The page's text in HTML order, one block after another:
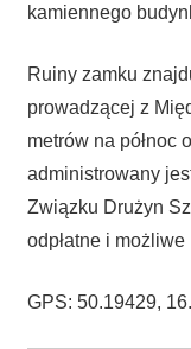
kamiennego
Ruiny zamku
prowadzącej z
metrów na północ
administrowany
Związku Drużyn
odpłatne i możliwe
GPS: 50.19429,